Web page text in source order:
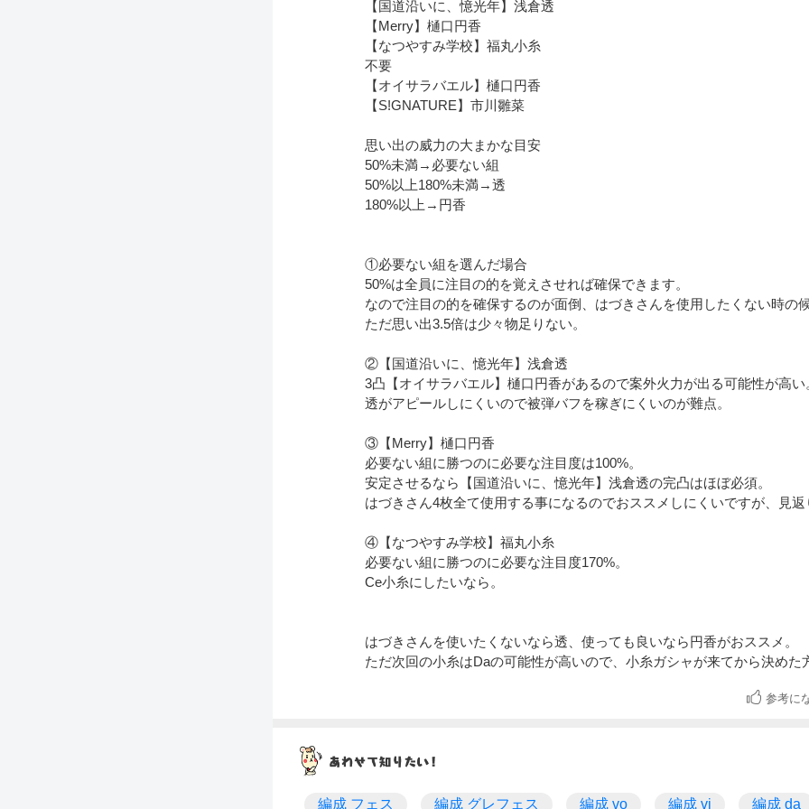
【国道沿いに、憶光年】浅倉透
【Merry】樋口円香
【なつやすみ学校】福丸小糸
不要
【オイサラバエル】樋口円香
【S!GNATURE】市川雛菜
思い出の威力の大まかな目安
50%未満→必要ない組
50%以上180%未満→透
180%以上→円香
①必要ない組を選んだ場合
50%は全員に注目の的を覚えさせれば確保できます。
なので注目の的を確保するのが面倒、はづきさんを使用したくない時の候
ただ思い出3.5倍は少々物足りない。
②【国道沿いに、憶光年】浅倉透
3凸【オイサラバエル】樋口円香があるので案外火力が出る可能性が高い
透がアピールしにくいので被弾バフを稼ぎにくいのが難点。
③【Merry】樋口円香
必要ない組に勝つのに必要な注目度は100%。
安定させるなら【国道沿いに、憶光年】浅倉透の完凸はほぼ必須。
はづきさん4枚全て使用する事になるのでおススメしにくいですが、見返
④【なつやすみ学校】福丸小糸
必要ない組に勝つのに必要な注目度170%。
Ce小糸にしたいなら。
はづきさんを使いたくないなら透、使っても良いなら円香がおススメ。
ただ次回の小糸はDaの可能性が高いので、小糸ガシャが来てから決めた
参考に
編成 フェス 編成 グレフェス 編成 vo 編成 vi 編成 da